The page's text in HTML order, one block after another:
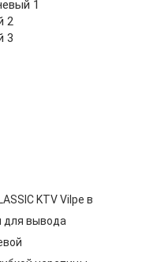
KTV Vilpe в
для вывода